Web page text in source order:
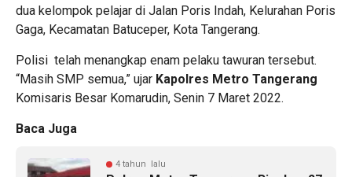
dua kelompok pelajar di Jalan Poris Indah, Kelurahan Poris
Gaga, Kecamatan Batuceper, Kota Tangerang.
Polisi telah menangkap enam pelaku tawuran tersebut.
“Masih SMP semua,” ujar Kapolres Metro Tangerang
Komisaris Besar Komarudin, Senin 7 Maret 2022.
Baca Juga
4 tahun lalu